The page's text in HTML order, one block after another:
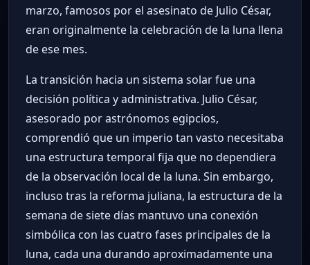
marzo, famosos por el asesinato de Julio César,
eran originalmente la celebración de la luna llena
de ese mes.
La transición hacia un sistema solar fue una
decisión política y administrativa. Julio César,
asesorado por astrónomos egipcios,
comprendió que un imperio tan vasto necesitaba
una estructura temporal fija que no dependiera
de la observación local de la luna. Sin embargo,
incluso tras la reforma juliana, la estructura de la
semana de siete días mantuvo una conexión
simbólica con las cuatro fases principales de la
luna, cada una durando aproximadamente una